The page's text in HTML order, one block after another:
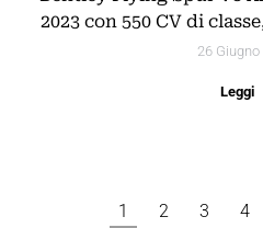
2023 con 550 CV di
26 Giugno
Leggi
1 2 3 4